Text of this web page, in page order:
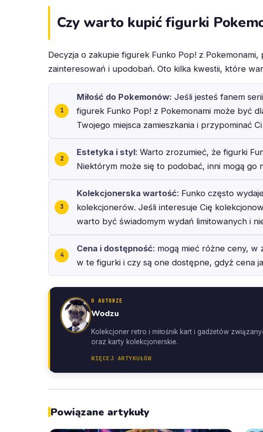
Czy warto kupić figurki
Decyzja o zakupie figurek Funko Pop! z
zainteresowań i upodobań. Oto kilka kwestii, które
Miłość do Pokemonów: Jeśli jesteś fanem
figurek Funko Pop! z Pokemonami może być
Twojego miejsca zamieszkania i przypominać
Estetyka i styl: Warto zrozumieć, że figurki
Niektórym może się to podobać, inni mogą
Kolekcjonerska wartość: Funko często
kolekcjonerów. Jeśli interesuje Cię
warto być świadomym wydań limitowanych i
Cena i dostępność: mogą mieć różne ceny,
w te figurki i czy są one dostępne, gdyż cena
O AUTORZE
Wodzu
Kolekcjoner retro i miłośnik kart i gadżetów
oraz karty kolekcjonerskie.
WIĘCEJ ARTYKUŁÓW
Powiązane artykuły